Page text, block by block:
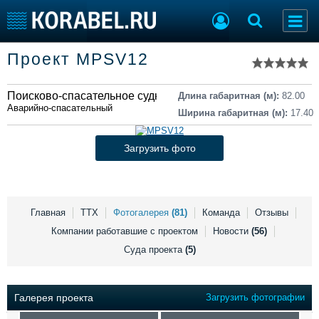
Тип судна
Добавить судно
Добавить проект
Последние 100
Судостроение
Работа
Крюинг
Торговая площадка
Доска объявлений
Продажа флота
Материалы
Услуги
Конференции
Флот
Проект MPSV12
Поисково-спасательное судно
Аварийно-спасательный
Длина габаритная (м): 82.00
Ширина габаритная (м): 17.40
Загрузить фото
Главная ТТХ Фотогалерея (81) Команда
Отзывы
Компании работавшие с проектом
Новости (56)
Суда проекта (5)
Галерея проекта Загрузить фотографии